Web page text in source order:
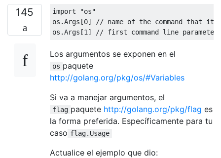
145 import
"os"
os .Args [0]
// name of the command that it
os .Args [1 ] // first command line
Los argumentos se exponen en el
os paquete
http://golang.org/pkg/os/#Variables
Si va a manejar argumentos, el
flag paquete http://golang.org/pkg/flag es
la forma preferida. Específicamente para tu
caso flag.Usage
Actualice el ejemplo que dio: